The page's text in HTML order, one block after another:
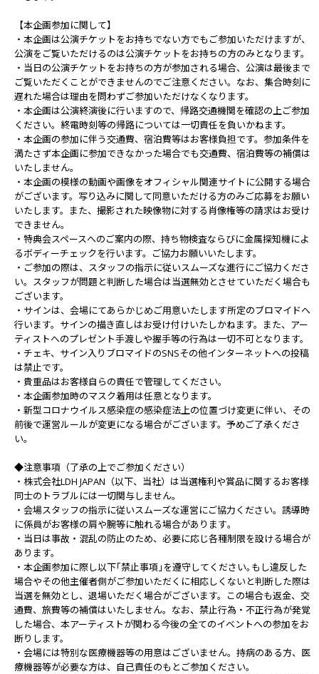
【本企画参加に関して】
・本企画は公演チケットをお持ちでない方でもご参加いただけますが、
公演をご覧いただけるのは公演チケットをお持ちの方のみとなります。
・当日の公演チケットをお持ちの方が参加される場合、公演は最後まで
ご覧いただくことができませんのでご注意ください。なお、集合時刻に
遅れた場合は理由を問わずご参加いただけなくなります。
・本企画は公演終演後に行いますので、帰路交通機関を確認の上ご参加
ください。終電時刻等の帰路については一切責任を負いかねます。
・本企画の参加に伴う交通費、宿泊費等はお客様負担です。参加条件を
満たさず本企画に参加できなかった場合でも交通費、宿泊費等の補償は
いたしません。
・本企画の模様の動画や画像をオフィシャル関連サイトに公開する場合
がございます。写り込みに関して同意いただける方のみご応募をお願い
いたします。また、撮影された映像物に対する肖像権等の請求はお受け
できません。
・特典会スペースへのご案内の際、持ち物検査ならびに金属探知機によ
るボディーチェックを行います。ご協力お願いいたします。
・ご参加の際は、スタッフの指示に従いスムーズな進行にご協力くださ
い。スタッフが問題と判断した場合は当選無効とさせていただく場合も
ございます。
・サインは、会場にてあらかじめご用意いたします所定のブロマイドへ
行います。サインの描き直しはお受け付けいたしかねます。また、アー
ティストへのプレゼント手渡しや握手等の行為は一切不可となります。
・チェキ、サイン入りブロマイドのSNSその他インターネットへの投稿
は禁止です。
・貴重品はお客様自らの責任で管理してください｡
・本企画参加時のマスク着用は任意となります。
・新型コロナウイルス感染症の感染症法上の位置づけ変更に伴い、その
前後で運営ルールが変更になる場合がございます。予めご了承くださ
い。
◆注意事項（了承の上でご参加ください）
・株式会社LDH JAPAN（以下、当社）は当選権利や賞品に関するお客様
同士のトラブルには一切関与しません。
・会場スタッフの指示に従いスムーズな運営にご協力ください。誘導時
に係員がお客様の肩や腕等に触れる場合があります｡
・当日は事故・混乱の防止のため、必要に応じ各種制限を設ける場合が
あります。
・本企画参加に際し以下｢禁止事項｣を遵守してください｡もし違反した
場合やその他主催者側がご参加いただくに相応しくないと判断した際は
当選を無効とし、退場いただく場合がございます。この場合も返金、交
通費、旅費等の補償はいたしません。なお、禁止行為・不正行為が発覚
した場合、本アーティストが関わる今後の全てのイベントへの参加をお
断りします。
・会場には特別な医療機器等の用意はございません。持病のある方、医
療機器等が必要な方は、自己責任のもとご参加ください。